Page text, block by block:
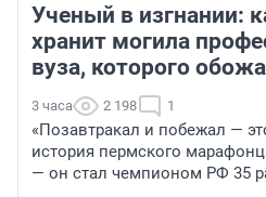
Ученый в изгнании:
хранит могила
вуза, которого
3 часа 2 198 1
«Позавтракал и побежал —
история пермского
— он стал чемпионом РФ 35